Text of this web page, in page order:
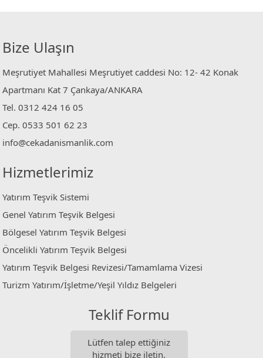
Bize Ulaşın
Meşrutiyet Mahallesi Meşrutiyet caddesi No: 12- 42 Konak
Apartmanı Kat 7 Çankaya/ANKARA
Tel. 0312 424 16 05
Cep. 0533 501 62 23
info@cekadanismanlik.com
Hizmetlerimiz
Yatırım Teşvik Sistemi
Genel Yatırım Teşvik Belgesi
Bölgesel Yatırım Teşvik Belgesi
Öncelikli Yatırım Teşvik Belgesi
Yatırım Teşvik Belgesi Revizesi/Tamamlama Vizesi
Turizm Yatırım/İşletme/Yeşil Yıldız Belgeleri
Teklif Formu
Lütfen talep ettiğiniz
hizmeti bize iletin.